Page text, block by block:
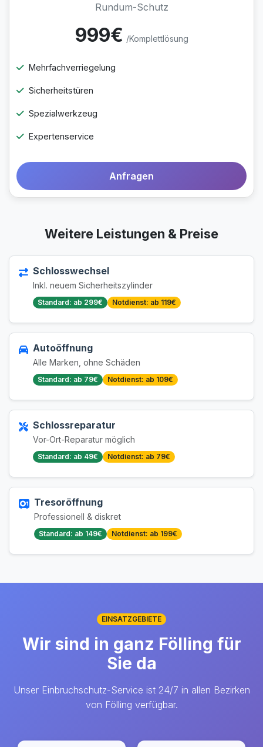
Rundum-Schutz
999€ /Komplettlösung
Mehrfachverriegelung
Sicherheitstüren
Spezialwerkzeug
Expertenservice
Anfragen
Weitere Leistungen & Preise
Schlosswechsel
Inkl. neuem Sicherheitszylinder
Standard: ab 299€ Notdienst: ab 119€
Autoöffnung
Alle Marken, ohne Schäden
Standard: ab 79€ Notdienst: ab 109€
Schlossreparatur
Vor-Ort-Reparatur möglich
Standard: ab 49€ Notdienst: ab 79€
Tresoröffnung
Professionell & diskret
Standard: ab 149€ Notdienst: ab 199€
EINSATZGEBIETE
Wir sind in ganz Fölling für
Sie da
Unser Einbruchschutz-Service ist 24/7 in allen Bezirken
von Fölling verfügbar.